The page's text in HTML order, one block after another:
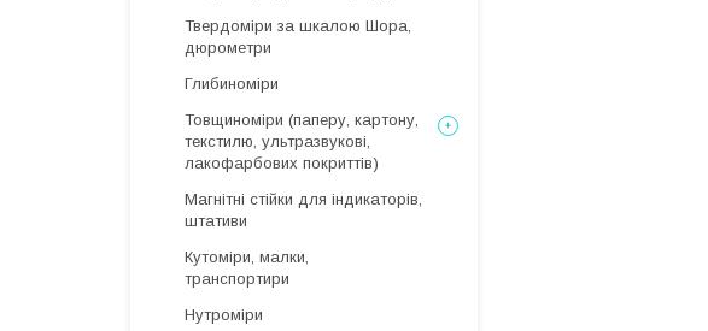
Твердоміри за шкалою Шора,
дюрометри
Глибиноміри
Товщиноміри (паперу, картону,
текстилю, ультразвукові,
лакофарбових покриттів)
Магнітні стійки для індикаторів,
штативи
Кутоміри, малки,
транспортири
Нутроміри